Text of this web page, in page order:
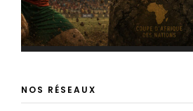
NOS RÉSEAUX